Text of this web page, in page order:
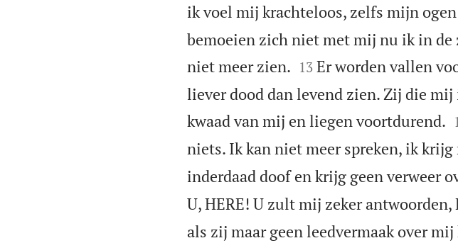
ik voel mij krachteloos, zelfs mijn
bemoeien zich niet met mij nu ik in
niet meer zien.
13 Er worden vallen
liever dood dan levend zien. Zij die
kwaad van mij en liegen voortdurend.
niets. Ik kan niet meer spreken, ik
inderdaad doof en krijg geen verweer
U, HERE! U zult mij zeker antwoorden,
als zij maar geen leedvermaak over